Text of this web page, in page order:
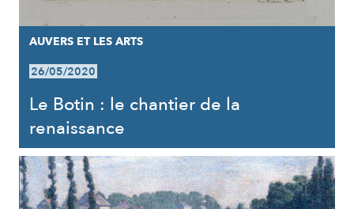
AUVERS ET LES ARTS
26/05/2020
Le Botin : le chantier de la
renaissance